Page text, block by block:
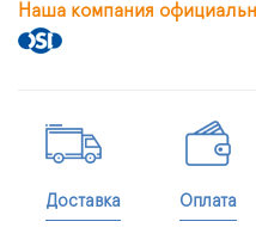
Наша компания
Доставка Оплата